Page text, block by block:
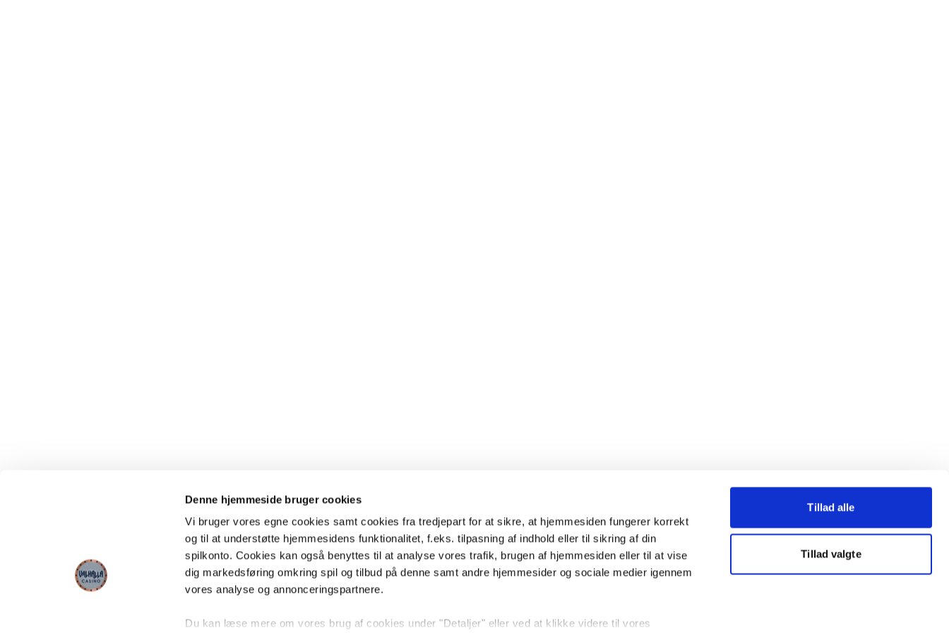
Denne hjemmeside bruger cookies
Vi bruger vores egne cookies samt cookies fra tredjepart for at sikre, at hjemmesiden fungerer korrekt
og til at understøtte hjemmesidens funktionalitet, f.eks. tilpasning af indhold eller til sikring af din
spilkonto. Cookies kan også benyttes til at analyse vores trafik, brugen af hjemmesiden eller til at vise
dig markedsføring omkring spil og tilbud på denne samt andre hjemmesider og sociale medier igennem
vores analyse og annonceringspartnere.
Du kan læse mere om vores brug af cookies under "Detaljer" eller ved at klikke videre til vores
Tillad alle
Tillad valgte